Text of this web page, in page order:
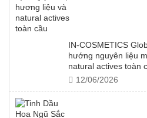
IN-COSMETICS
hướng nguyên liệu
natural actives toàn
12/06/2026